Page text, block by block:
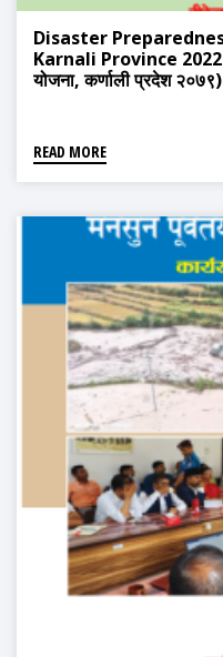
Disaster
Karnali Province 2022
योजना, कर्णाली प्रदेश २०७९)
READ MORE